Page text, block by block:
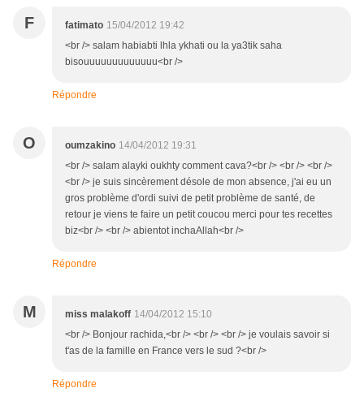
F fatimato 15/04/2012 19:42
<br /> salam habiabti lhla ykhati ou la ya3tik saha
bisouuuuuuuuuuuuu<br />
Répondre
O oumzakino 14/04/2012 19:31
<br /> salam alayki oukhty comment cava?<br /> <br /> <br />
<br /> je suis sincèrement désole de mon absence, j'ai eu un
gros problème d'ordi suivi de petit problème de santé, de
retour je viens te faire un petit coucou merci pour tes recettes
biz<br /> <br /> abientot inchaAllah<br />
Répondre
M miss malakoff 14/04/2012 15:10
<br /> Bonjour rachida,<br /> <br /> <br /> je voulais savoir si
t'as de la famille en France vers le sud ?<br />
Répondre